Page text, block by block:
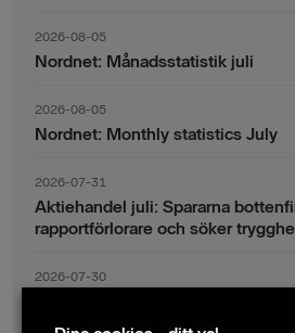
2026-08-05
Nordnet: Månadsstatistik juli
2026-08-05
Nordnet: Monthly statistics July
2026-07-31
Aktiehandel juli: Spararna
rapportförlorare och söker
2026-07-30
indexsparandet ligger fast